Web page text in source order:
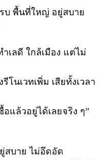
บ พื้นที่ใหญ่ อยู่สบาย
เลดี ใกล้เมือง แต่ไม่
นเวทเพิ่ม เสียทั้งเวลา
แล้วอยู่ได้เลยจริง ๆ”
สบาย ไม่อึดอัด